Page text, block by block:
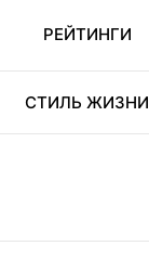
РЕЙТИНГИ
СТИЛЬ ЖИЗНИ